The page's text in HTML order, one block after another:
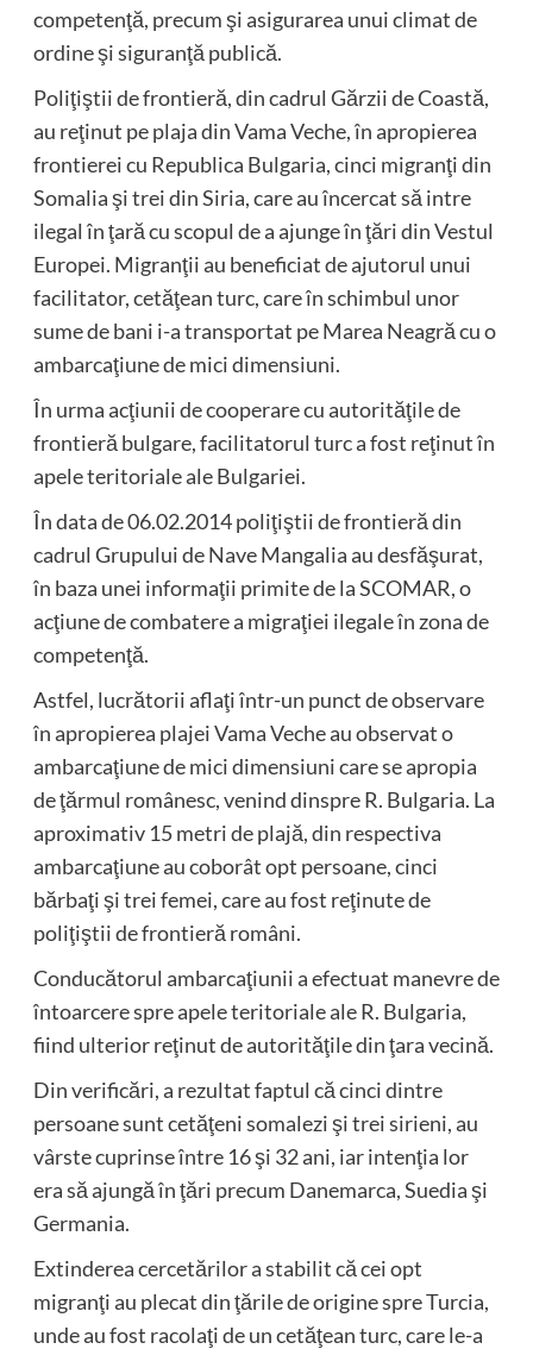
competenţă, precum şi asigurarea unui climat de
ordine şi siguranţă publică.
Poliţiştii de frontieră, din cadrul Gărzii de Coastă,
au reţinut pe plaja din Vama Veche, în apropierea
frontierei cu Republica Bulgaria, cinci migranţi din
Somalia şi trei din Siria, care au încercat să intre
ilegal în ţară cu scopul de a ajunge în ţări din Vestul
Europei. Migranţii au beneficiat de ajutorul unui
facilitator, cetăţean turc, care în schimbul unor
sume de bani i-a transportat pe Marea Neagră cu o
ambarcaţiune de mici dimensiuni.
În urma acţiunii de cooperare cu autorităţile de
frontieră bulgare, facilitatorul turc a fost reţinut în
apele teritoriale ale Bulgariei.
În data de 06.02.2014 poliţiştii de frontieră din
cadrul Grupului de Nave Mangalia au desfăşurat,
în baza unei informaţii primite de la SCOMAR, o
acţiune de combatere a migraţiei ilegale în zona de
competenţă.
Astfel, lucrătorii aflaţi într-un punct de observare
în apropierea plajei Vama Veche au observat o
ambarcaţiune de mici dimensiuni care se apropia
de ţărmul românesc, venind dinspre R. Bulgaria. La
aproximativ 15 metri de plajă, din respectiva
ambarcaţiune au coborât opt persoane, cinci
bărbaţi şi trei femei, care au fost reţinute de
poliţiştii de frontieră români.
Conducătorul ambarcaţiunii a efectuat manevre de
întoarcere spre apele teritoriale ale R. Bulgaria,
fiind ulterior reţinut de autorităţile din ţara vecină.
Din verificări, a rezultat faptul că cinci dintre
persoane sunt cetăţeni somalezi şi trei sirieni, au
vârste cuprinse între 16 şi 32 ani, iar intenţia lor
era să ajungă în ţări precum Danemarca, Suedia şi
Germania.
Extinderea cercetărilor a stabilit că cei opt
migranţi au plecat din ţările de origine spre Turcia,
unde au fost racolaţi de un cetăţean turc, care le-a